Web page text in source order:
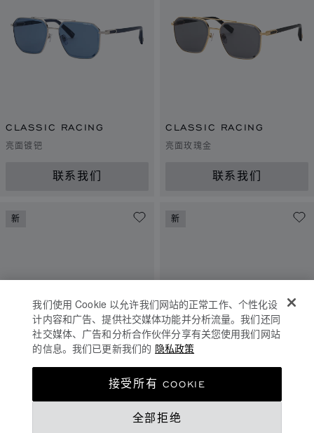
CLASSIC RACING
亮面镀钯
联系我们
CLASSIC RACING
亮面玫瑰金
联系我们
新 新
亮面黑
我们使用 Cookie 以允许我们网站的正常工作、个性化设
计内容和广告、提供社交媒体功能并分析流量。我们还同
社交媒体、广告和分析合作伙伴分享有关您使用我们网站
的信息。我们已更新我们的 隐私政策
全部拒绝
接受所有 COOKIE